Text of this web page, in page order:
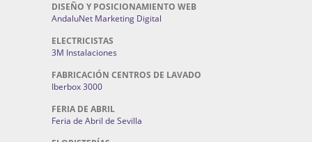
DISEÑO Y POSICIONAMIENTO WEB
AndaluNet Marketing Digital
ELECTRICISTAS
3M Instalaciones
FABRICACIÓN CENTROS DE LAVADO
Iberbox 3000
FERIA DE ABRIL
Feria de Abril de Sevilla